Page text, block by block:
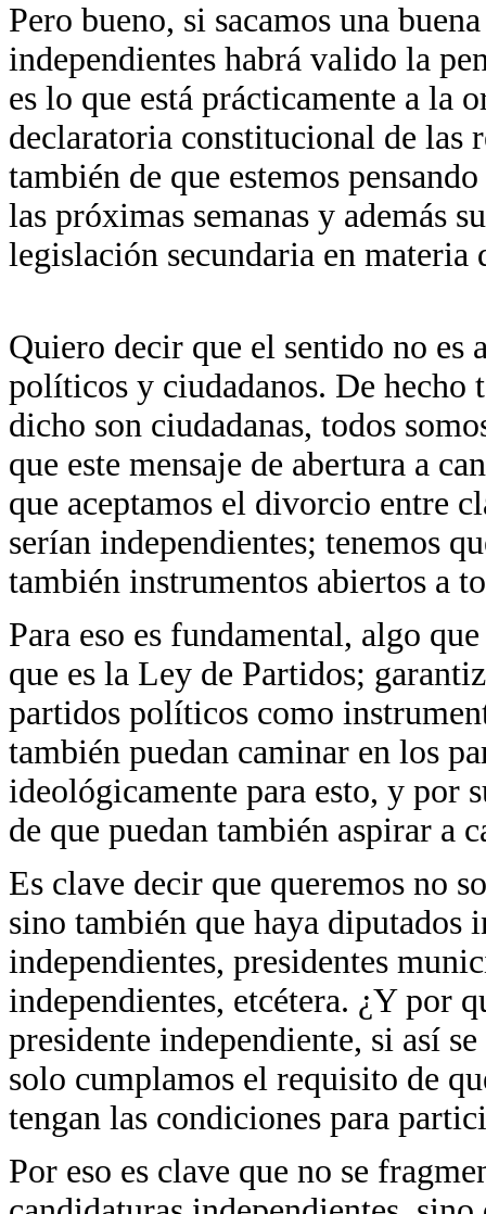
Pero bueno, si sacamos una
independientes habrá valido la
es lo que está prácticamente a la
declaratoria constitucional de las
también de que estemos
las próximas semanas y además
legislación secundaria en materia
Quiero decir que el sentido no es
políticos y ciudadanos. De hecho
dicho son ciudadanas, todos
que este mensaje de abertura a
que aceptamos el divorcio entre
serían independientes; tenemos
también instrumentos abiertos a
Para eso es fundamental, algo
que es la Ley de Partidos;
partidos políticos como
también puedan caminar en los
ideológicamente para esto, y por
de que puedan también aspirar a
Es clave decir que queremos no
sino también que haya diputados
independientes, presidentes
independientes, etcétera. ¿Y por
presidente independiente, si así
solo cumplamos el requisito de
tengan las condiciones para
Por eso es clave que no se